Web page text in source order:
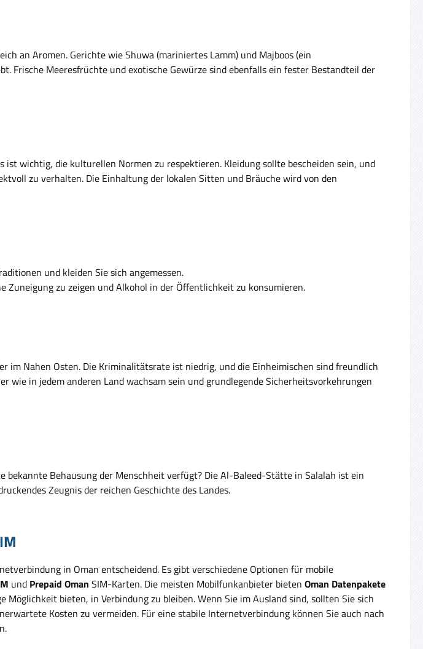
an Aromen. Gerichte wie Shuwa (mariniertes Lamm) und Majboos (ein
Frische Meeresfrüchte und exotische Gewürze sind ebenfalls ein fester Bestandteil der
ist wichtig, die kulturellen Normen zu respektieren. Kleidung sollte bescheiden sein, und
zu verhalten. Die Einhaltung der lokalen Sitten und Bräuche wird von den
und kleiden Sie sich angemessen.
Zuneigung zu zeigen und Alkohol in der Öffentlichkeit zu konsumieren.
im Nahen Osten. Die Kriminalitätsrate ist niedrig, und die Einheimischen sind freundlich
wie in jedem anderen Land wachsam sein und grundlegende Sicherheitsvorkehrungen
bekannte Behausung der Menschheit verfügt? Die Al-Baleed-Stätte in Salalah ist ein
Zeugnis der reichen Geschichte des Landes.
in Oman entscheidend. Es gibt verschiedene Optionen für mobile
und Prepaid Oman SIM-Karten. Die meisten Mobilfunkanbieter bieten Oman Datenpakete
Möglichkeit bieten, in Verbindung zu bleiben. Wenn Sie im Ausland sind, sollten Sie sich
Kosten zu vermeiden. Für eine stabile Internetverbindung können Sie auch nach